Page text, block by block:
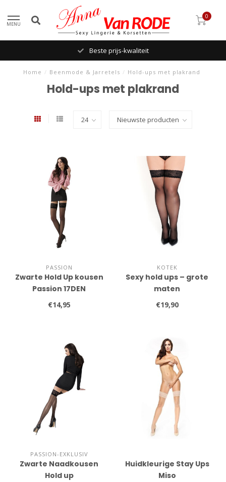
MENU
0
Beste prijs-kwaliteit
Home / Beenmode & Jarretels / Hold-ups met plakrand
Hold-ups met plakrand
PASSION
Zwarte Hold Up kousen
Passion 17DEN
€14,95
KOTEK
Sexy hold ups – grote
maten
€19,90
PASSION-EXKLUSIV
Zwarte Naadkousen
Hold up
Huidkleurige Stay Ups
Miso